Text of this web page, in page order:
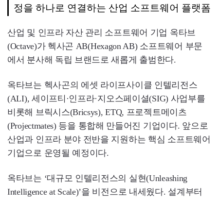
정을 하나로 연결하는 산업 소프트웨어 플랫폼
산업 및 인프라 자산 관리 소프트웨어 기업 옥타브
(Octave)가 헥사곤 AB(Hexagon AB) 소프트웨어 부문
에서 분사해 독립 브랜드로 새롭게 출범한다.
옥타브는 헥사곤의 에셋 라이프사이클 인텔리전스
(ALI), 세이프티·인프라·지오스페이셜(SIG) 사업부를
비롯해 브릭시스(Bricsys), ETQ, 프로젝트메이츠
(Projectmates) 등을 통합해 만들어진 기업이다. 앞으로
산업과 인프라 분야 전반을 지원하는 핵심 소프트웨어
기업으로 운영될 예정이다.
옥타브는 ‘대규모 인텔리전스의 실현(Unleashing
Intelligence at Scale)’을 비전으로 내세웠다. 설계부터